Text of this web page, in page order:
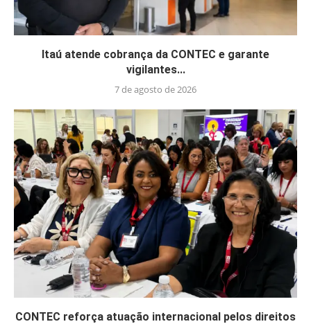
Itaú atende cobrança da CONTEC e garante
vigilantes...
7 de agosto de 2026
CONTEC reforça atuação internacional pelos direitos